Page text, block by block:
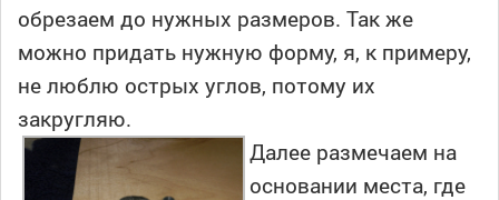
обрезаем до нужных размеров. Так же
можно придать нужную форму, я, к примеру,
не люблю острых углов, потому их
закругляю.
Далее размечаем на
основании места, где